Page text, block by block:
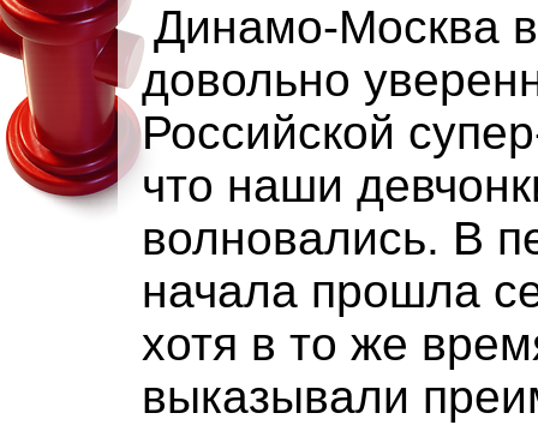
Динамо-Москва
довольно
Российской
что наши
волновались. В
начала прошла
хотя в то же
выказывали